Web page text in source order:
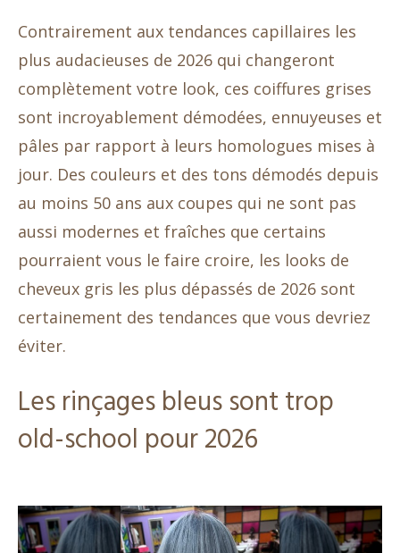
Contrairement aux tendances capillaires les
plus audacieuses de 2026 qui changeront
complètement votre look, ces coiffures grises
sont incroyablement démodées, ennuyeuses et
pâles par rapport à leurs homologues mises à
jour. Des couleurs et des tons démodés depuis
au moins 50 ans aux coupes qui ne sont pas
aussi modernes et fraîches que certains
pourraient vous le faire croire, les looks de
cheveux gris les plus dépassés de 2026 sont
certainement des tendances que vous devriez
éviter.
Les rinçages bleus sont trop
old-school pour 2026